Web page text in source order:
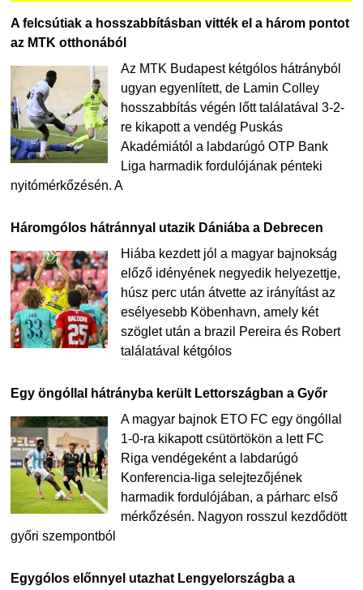
A felcsútiak a hosszabbításban vitték el a három pontot
az MTK otthonából
Az MTK Budapest kétgólos hátrányból
ugyan egyenlített, de Lamin Colley
hosszabbítás végén lőtt találatával 3-2-
re kikapott a vendég Puskás
Akadémiától a labdarúgó OTP Bank
Liga harmadik fordulójának pénteki
nyitómérkőzésén. A
Háromgólos hátránnyal utazik Dániába a Debrecen
Hiába kezdett jól a magyar bajnokság
előző idényének negyedik helyezettje,
húsz perc után átvette az irányítást az
esélyesebb Köbenhavn, amely két
szöglet után a brazil Pereira és Robert
találatával kétgólos
Egy öngóllal hátrányba került Lettországban a Győr
A magyar bajnok ETO FC egy öngóllal
1-0-ra kikapott csütörtökön a lett FC
Riga vendégeként a labdarúgó
Konferencia-liga selejtezőjének
harmadik fordulójában, a párharc első
mérkőzésén. Nagyon rosszul kezdődött
győri szempontból
Egygólos előnnyel utazhat Lengyelországba a